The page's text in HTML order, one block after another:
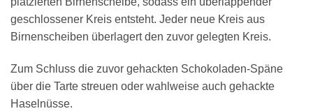
geschlossener Kreis entsteht. Jeder neue Kreis aus
Birnenscheiben überlagert den zuvor gelegten Kreis.
Zum Schluss die zuvor gehackten Schokoladen-Späne
über die Tarte streuen oder wahlweise auch gehackte
Haselnüsse.